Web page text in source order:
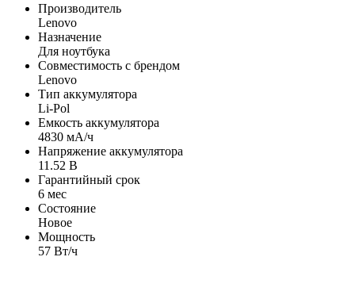
Производитель
Lenovo
Назначение
Для ноутбука
Совместимость с брендом
Lenovo
Тип аккумулятора
Li-Pol
Емкость аккумулятора
4830 мА/ч
Напряжение аккумулятора
11.52 В
Гарантийный срок
6 мес
Состояние
Новое
Мощность
57 Вт/ч